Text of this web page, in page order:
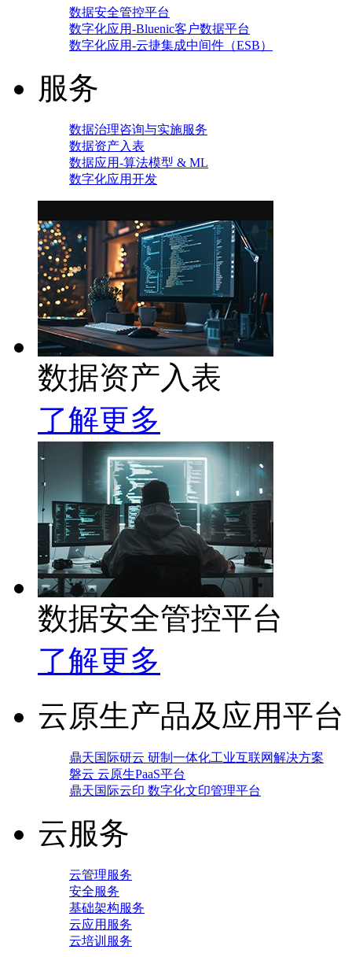
数据安全管控平台
数字化应用-Bluenic客户数据平台
数字化应用-云捷集成中间件（ESB）
服务
数据治理咨询与实施服务
数据资产入表
数据应用-算法模型 & ML
数字化应用开发
数据资产入表
了解更多
数据安全管控平台
了解更多
云原生产品及应用平台
鼎天国际研云 研制一体化工业互联网解决方案
磐云 云原生PaaS平台
鼎天国际云印 数字化文印管理平台
云服务
云管理服务
安全服务
基础架构服务
云应用服务
云培训服务